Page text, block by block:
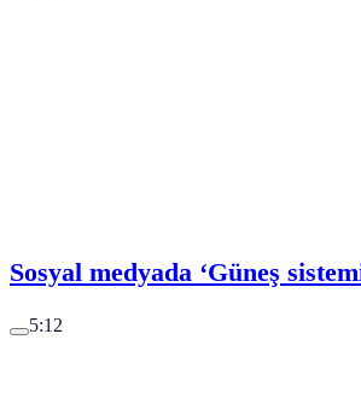
Sosyal medyada ‘Güneş
5:12